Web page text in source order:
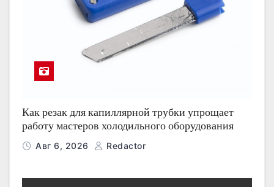
Как резак для капиллярной трубки упрощает
работу мастеров холодильного оборудования
Авг 6, 2026 Redactor